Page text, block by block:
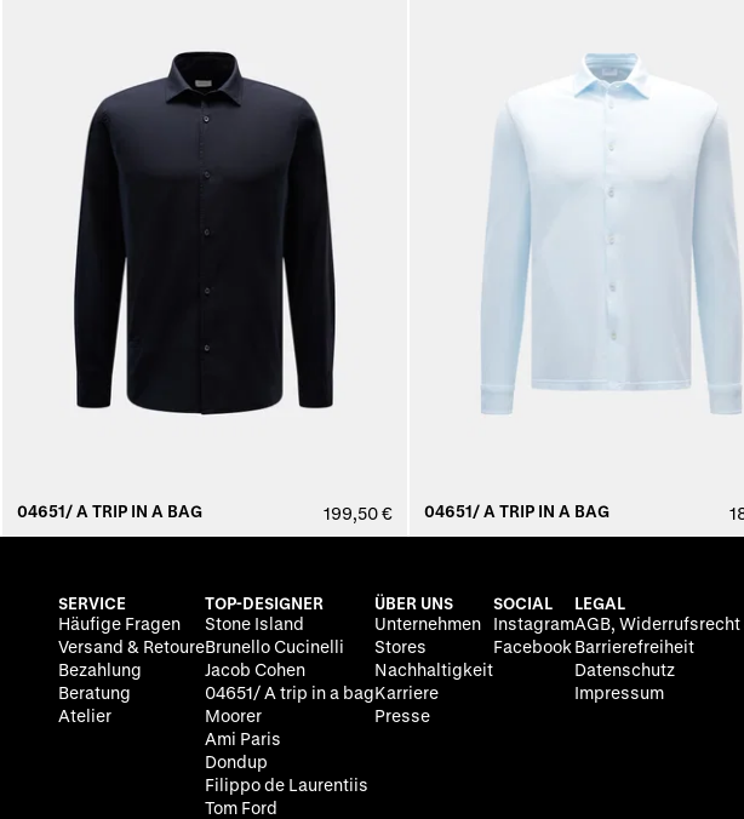
04651/ A TRIP IN A BAG 199,50 € 04651/ A TRIP IN A BAG
SERVICE
Häufige Fragen
Versand & Retoure
Bezahlung
Beratung
Atelier
TOP-DESIGNER
Stone Island
Brunello Cucinelli
Jacob Cohen
04651/ A trip in a bag
Moorer
Ami Paris
Dondup
Filippo de Laurentiis
Tom Ford
ÜBER UNS
Unternehmen
Stores
Nachhaltigkeit
Karriere
Presse
SOCIAL
Instagram
Facebook
LEGAL
AGB, Widerrufsrecht
Barrierefreiheit
Datenschutz
Impressum